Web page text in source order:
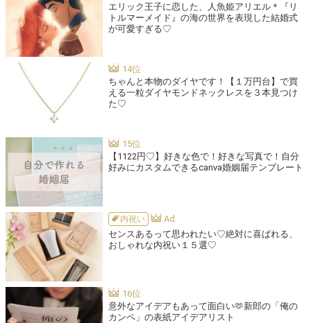
エリック王子に恋した、人魚姫アリエル＊『リ
トルマーメイド』の海の世界を表現した結婚式
が可愛すぎる♡
ちゃんと本物のダイヤです！【１万円台】で買
える一粒ダイヤモンドネックレスを３本見つけ
た♡
【1122円♡】好きな色で！好きな写真で！自分
好みにカスタムできるcanva婚姻届テンプレート
内祝い
センスあるって思われたい♡絶対に喜ばれる、
おしゃれな内祝い１５選♡
意外なアイデアもあって面白い🫶新郎の「俺の
カンペ」の表紙アイデアリスト